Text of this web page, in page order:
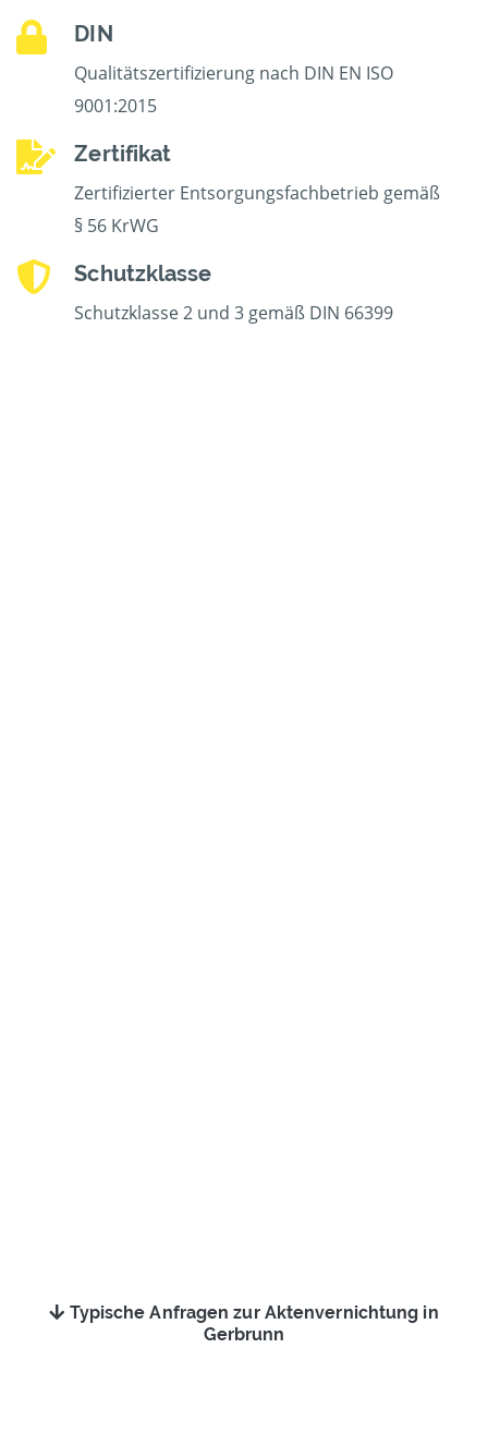
DIN
Qualitätszertifizierung nach DIN EN ISO
9001:2015
Zertifikat
Zertifizierter Entsorgungsfachbetrieb gemäß
§ 56 KrWG
Schutzklasse
Schutzklasse 2 und 3 gemäß DIN 66399
Typische Anfragen zur Aktenvernichtung in
Gerbrunn